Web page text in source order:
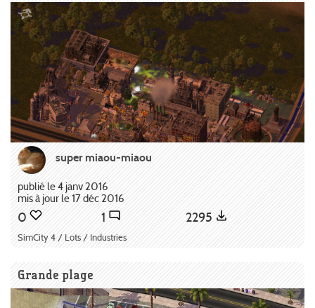
super miaou-miaou
publié le 4 janv 2016
mis à jour le 17 déc 2016
0 1 2295
SimCity 4 / Lots / Industries
Grande plage